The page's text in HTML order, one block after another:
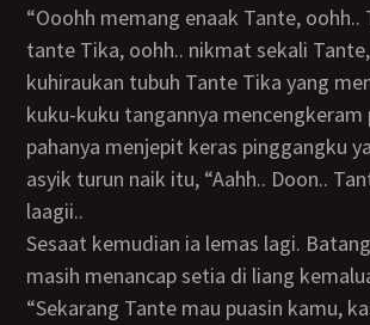
“Ooohh memang enaak Tante, oohh.. Tante oohh..
tante Tika, oohh.. nikmat sekali
kuhiraukan tubuh Tante Tika yang
kuku-kuku tangannya mencengkeram
pahanya menjepit keras pinggangku
asyik turun naik itu, “Aahh.. Doon..
laagii..
Sesaat kemudian ia lemas lagi. Batang kejantananku
masih menancap setia di liang
“Sekarang Tante mau puasin kamu,